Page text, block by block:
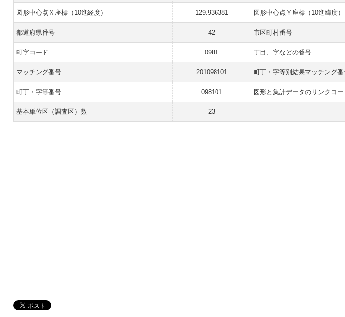
図形中心点Ｘ座標（10進経度） 129.936381 図形中心点Ｙ座標（10進緯度）
都道府県番号 42 市区町村番号
町字コード 0981 丁目、字などの番号
マッチング番号 201098101 町丁・字等別結果マッチング番
町丁・字等番号 098101 図形と集計データのリンクコー
基本単位区（調査区）数 23